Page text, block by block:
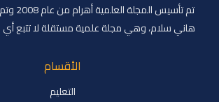
تم
هاني سلام، وهي مجلة علمية مستقلة لا تتبع
الأقسام
التعليم